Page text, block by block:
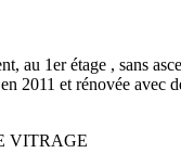
au 1er étage , sans
2011 et rénovée avec
VITRAGE